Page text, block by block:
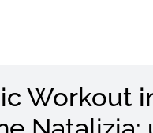
Workout